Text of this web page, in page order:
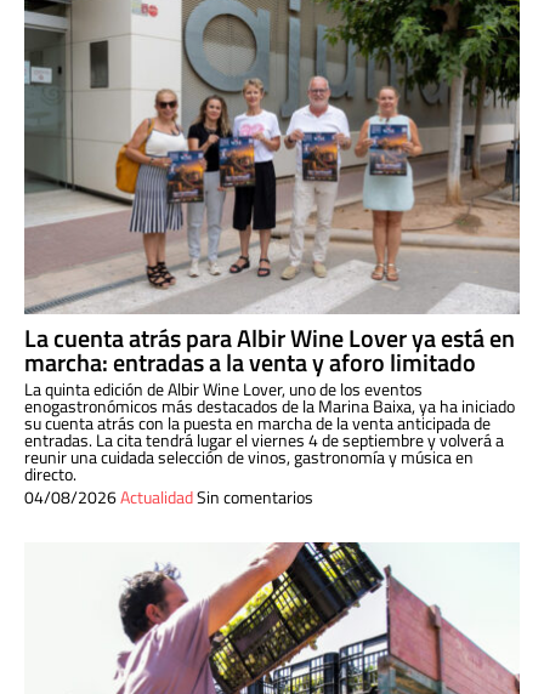
La cuenta atrás para Albir Wine Lover ya está en
marcha: entradas a la venta y aforo limitado
La quinta edición de Albir Wine Lover, uno de los eventos
enogastronómicos más destacados de la Marina Baixa, ya ha iniciado
su cuenta atrás con la puesta en marcha de la venta anticipada de
entradas. La cita tendrá lugar el viernes 4 de septiembre y volverá a
reunir una cuidada selección de vinos, gastronomía y música en
directo.
04/08/2026ActualidadSin comentarios